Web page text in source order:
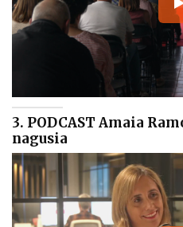
3. PODCAST Amaia
nagusia